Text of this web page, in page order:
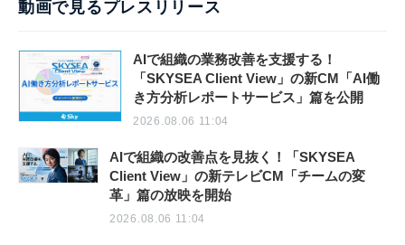
動画で見るプレスリリース
AIで組織の業務改善を支援する！
「SKYSEA Client View」の新CM「AI働
き方分析レポートサービス」篇を公開
2026.08.06 11:04
AIで組織の改善点を見抜く！「SKYSEA
Client View」の新テレビCM「チームの変
革」篇の放映を開始
2026.08.06 11:04